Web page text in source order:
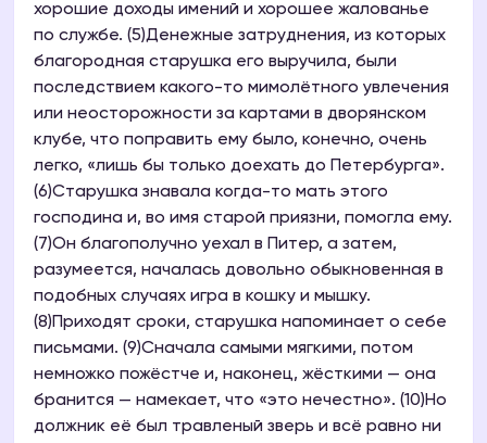
хорошие доходы имений и хорошее жалованье
по службе. (5)Денежные затруднения, из которых
благородная старушка его выручила, были
последствием какого-то мимолётного увлечения
или неосторожности за картами в дворянском
клубе, что поправить ему было, конечно, очень
легко, «лишь бы только доехать до Петербурга».
(6)Старушка знавала когда-то мать этого
господина и, во имя старой приязни, помогла ему.
(7)Он благополучно уехал в Питер, а затем,
разумеется, началась довольно обыкновенная в
подобных случаях игра в кошку и мышку.
(8)Приходят сроки, старушка напоминает о себе
письмами. (9)Сначала самыми мягкими, потом
немножко пожёстче и, наконец, жёсткими — она
бранится — намекает, что «это нечестно». (10)Но
должник её был травленый зверь и всё равно ни